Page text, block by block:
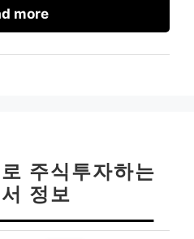
more
주식투자하는
정보